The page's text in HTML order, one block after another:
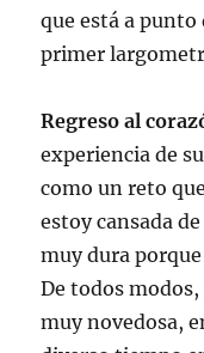
que está a
primer
Regreso al
experiencia de
como un reto
estoy cansada
muy dura
De todos
muy novedosa,